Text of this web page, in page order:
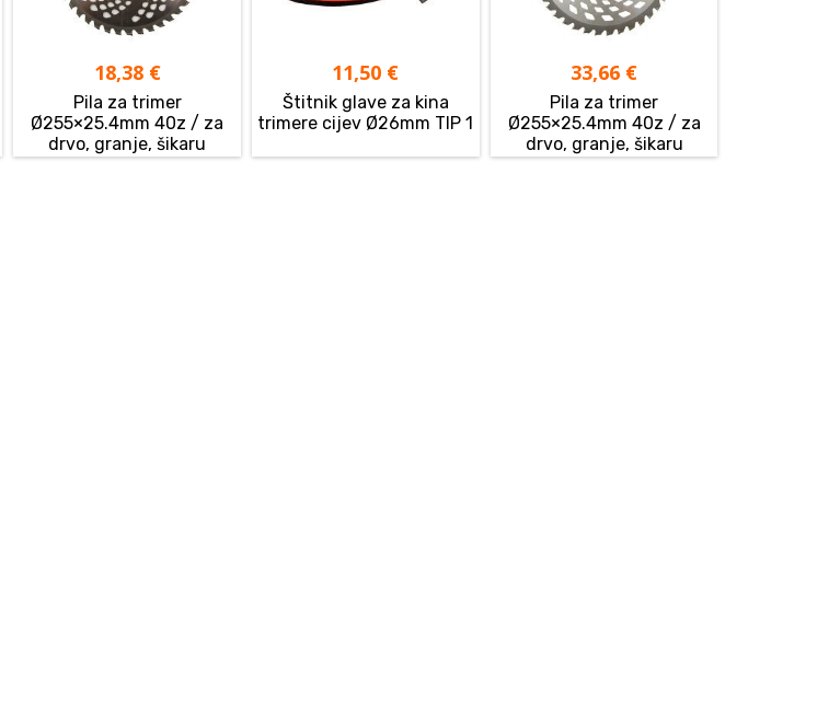
18,38 €
Pila za trimer
Ø255×25.4mm 40z / za
drvo, granje, šikaru
11,50 €
Štitnik glave za kina
trimere cijev Ø26mm TIP 1
33,66 €
Pila za trimer
Ø255×25.4mm 40z / za
drvo, granje, šikaru